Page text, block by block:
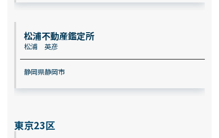
松浦不動産鑑定所
松浦 英彦
静岡県静岡市
東京23区